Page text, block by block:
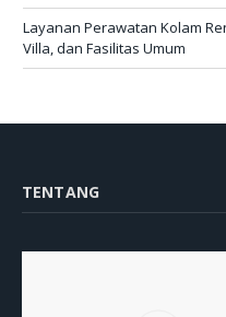
Layanan Perawatan Kolam
Villa, dan Fasilitas Umum
TENTANG